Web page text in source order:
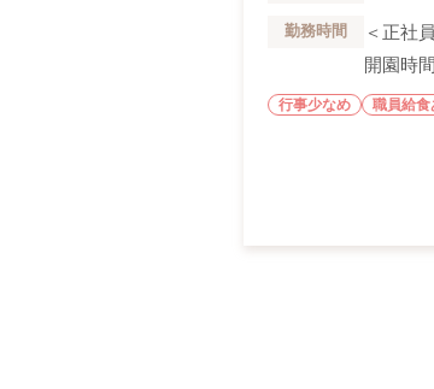
勤務時間
＜正社
開園時
行事少なめ 職員給食